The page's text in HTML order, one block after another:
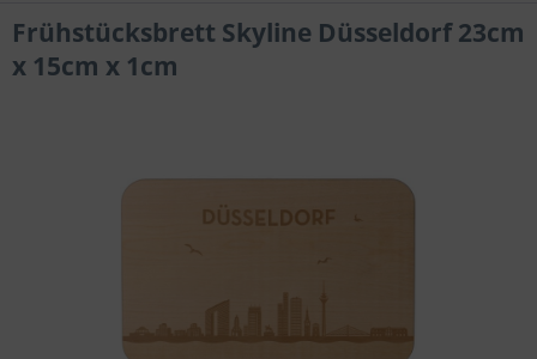
Frühstücksbrett Skyline Düsseldorf 23cm
x 15cm x 1cm